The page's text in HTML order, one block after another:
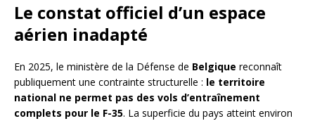
Le constat officiel d’un espace
aérien inadapté
En 2025, le ministère de la Défense de Belgique reconnaît
publiquement une contrainte structurelle : le territoire
national ne permet pas des vols d’entraînement
complets pour le F-35. La superficie du pays atteint environ